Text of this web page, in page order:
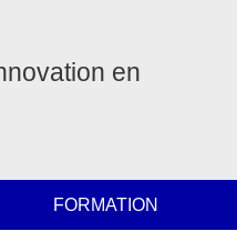
en
FORMATION